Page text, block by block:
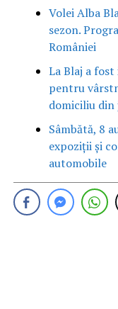
Volei Alba
sezon.
României
La Blaj a
pentru
domiciliu din
Sâmbătă, 8
expoziții și
automobile